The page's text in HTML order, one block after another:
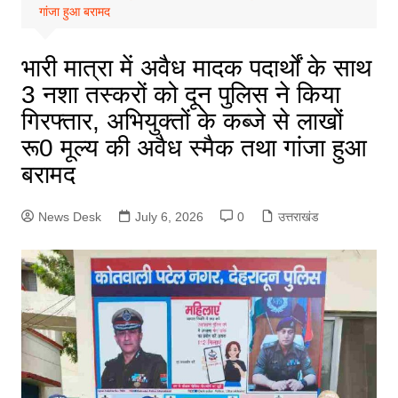
गांजा हुआ बरामद
भारी मात्रा में अवैध मादक पदार्थों के साथ
3 नशा तस्करों को दून पुलिस ने किया
गिरफ्तार, अभियुक्तों के कब्जे से लाखों
रू0 मूल्य की अवैध स्मैक तथा गांजा हुआ
बरामद
News Desk July 6, 2026 0 उत्तराखंड